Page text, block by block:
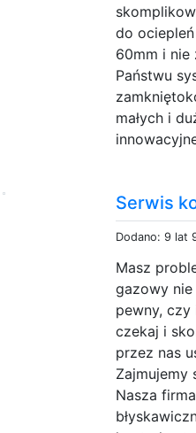
do
60mm i nie
Państwu
małych i
Serwis
Dodano: 9 lat
Masz
gazowy
pewny, czy
czekaj i
przez nas
Zajmujemy
Nasza